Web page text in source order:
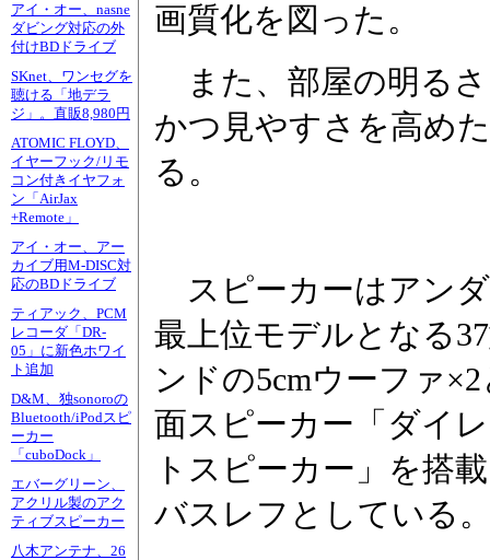
アイ・オー、nasne
ダビング対応の外
付けBDドライブ
SKnet、ワンセグを
聴ける「地デラ
ジ」。直販8,980円
ATOMIC FLOYD、
イヤーフック/リモ
コン付きイヤフォ
ン「AirJax
+Remote」
アイ・オー、アー
カイブ用M-DISC対
応のBDドライブ
ティアック、PCM
レコーダ「DR-
05」に新色ホワイ
ト追加
D&M、独sonoroの
Bluetooth/iPodスピ
ーカー
「cuboDock」
エバーグリーン、
アクリル製のアク
ティブスピーカー
八木アンテナ、26
画質化を図った。
また、部屋の明る
かつ見やすさを高め
る。
スピーカーはアン
最上位モデルとなる
ンドの5cmウーファ
面スピーカー「ダイ
トスピーカー」を搭
バスレフとしている